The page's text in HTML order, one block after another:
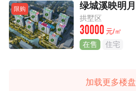
限购 绿城溪映明月
拱墅区
30000 元/㎡
在售 住宅
加载更多楼盘